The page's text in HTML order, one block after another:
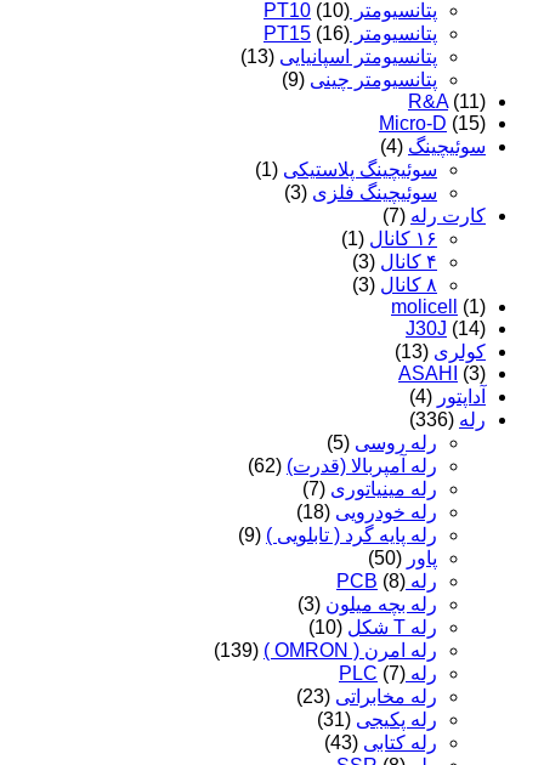
پتانسیومتر PT10 (10)
پتانسیومتر PT15 (16)
پتانسیومتر اسپانیایی (13)
پتانسیومتر چینی (9)
R&A (11)
Micro-D (15)
سوئیچینگ (4)
سوئیچینگ پلاستیکی (1)
سوئیچینگ فلزی (3)
کارت رله (7)
۱۶ کانال
(1)
۴ کانال
(3)
۸ کانال
(3)
molicell
(1)
J30J (14)
کولری (13)
ASAHI
(3)
آداپتور (4)
رله (336)
رله روسی (5)
رله آمپربالا (قدرت) (62)
رله مینیاتوری (7)
رله خودرویی (18)
رله پایه گرد ( تابلویی ) (9)
پاور (50)
رله PCB (8)
رله بچه میلون (3)
رله T شکل
(10)
رله امرن ( OMRON )
(139)
رله PLC (7)
رله مخابراتی (23)
رله پکیجی (31)
رله کتابی (43)